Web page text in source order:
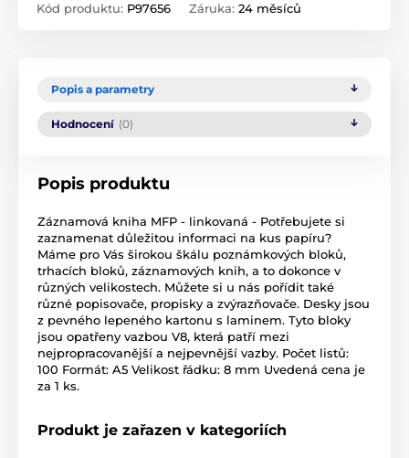
Kód produktu: P97656 Záruka: 24 měsíců
Popis a parametry
Hodnocení (0)
Popis produktu
Záznamová kniha MFP - linkovaná - Potřebujete si
zaznamenat důležitou informaci na kus papíru?
Máme pro Vás širokou škálu poznámkových bloků,
trhacích bloků, záznamových knih, a to dokonce v
různých velikostech. Můžete si u nás pořídit také
různé popisovače, propisky a zvýrazňovače. Desky jsou
z pevného lepeného kartonu s laminem. Tyto bloky
jsou opatřeny vazbou V8, která patří mezi
nejpropracovanější a nejpevnější vazby. Počet listů:
100 Formát: A5 Velikost řádku: 8 mm Uvedená cena je
za 1 ks.
Produkt je zařazen v kategoriích